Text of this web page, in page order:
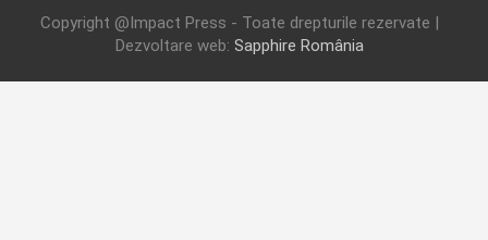
Copyright @Impact Press - Toate drepturile rezervate |
Dezvoltare web: Sapphire România